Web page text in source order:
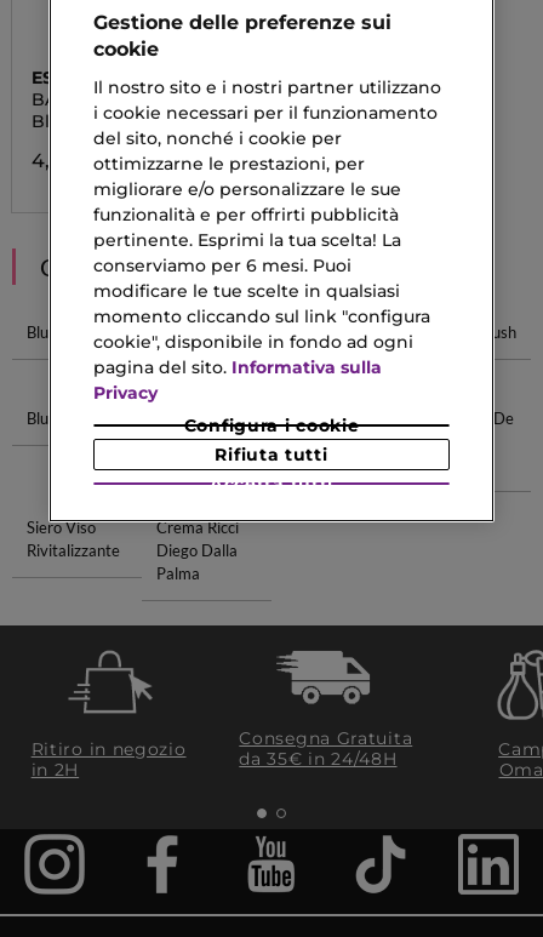
ESSENCE
BABY GOT BLUSH
Blush Liquido
4,19 €
CONSIGLIATI PER TE
Blush Dior Blush Essence
Yves Saint
Pennello Blush
Blush Chanel
Luxe
Fondotinta
Borse Occhi
Vitamina
Kenzo Eau De
Toilette
Intense
Siero Viso
Rivitalizzante
Crema Ricci
Diego Dalla
Palma
Ritiro in negozio
in 2H
Consegna Gratuita
da 35€​ in 24/48H
Gestione delle preferenze sui
cookie
Il nostro sito e i nostri partner utilizzano
i cookie necessari per il funzionamento
del sito, nonché i cookie per
ottimizzarne le prestazioni, per
migliorare e/o personalizzare le sue
funzionalità e per offrirti pubblicità
pertinente. Esprimi la tua scelta! La
conserviamo per 6 mesi. Puoi
modificare le tue scelte in qualsiasi
momento cliccando sul link "configura
cookie", disponibile in fondo ad ogni
pagina del sito. Informativa sulla
Privacy
Configura i cookie
Rifiuta tutti
Accetta tutti